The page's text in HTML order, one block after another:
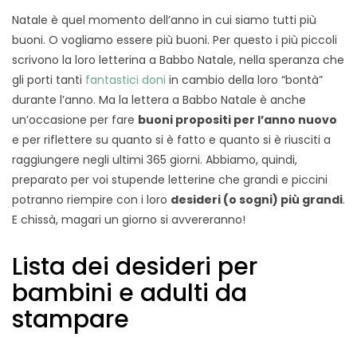
Natale è quel momento dell’anno in cui siamo tutti più
buoni. O vogliamo essere più buoni. Per questo i più piccoli
scrivono la loro letterina a Babbo Natale, nella speranza che
gli porti tanti fantastici doni in cambio della loro “bontà”
durante l’anno. Ma la lettera a Babbo Natale è anche
un’occasione per fare buoni propositi per l’anno nuovo
e per riflettere su quanto si è fatto e quanto si è riusciti a
raggiungere negli ultimi 365 giorni. Abbiamo, quindi,
preparato per voi stupende letterine che grandi e piccini
potranno riempire con i loro desideri (o sogni) più grandi.
E chissà, magari un giorno si avvereranno!
Lista dei desideri per
bambini e adulti da
stampare